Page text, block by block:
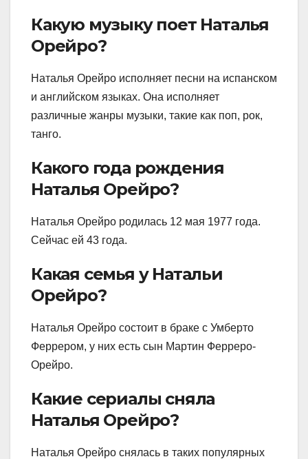
Какую музыку поет Наталья
Орейро?
Наталья Орейро исполняет песни на испанском
и английском языках. Она исполняет
различные жанры музыки, такие как поп, рок,
танго.
Какого года рождения
Наталья Орейро?
Наталья Орейро родилась 12 мая 1977 года.
Сейчас ей 43 года.
Какая семья у Натальи
Орейро?
Наталья Орейро состоит в браке с Умберто
Феррером, у них есть сын Мартин Ферреро-
Орейро.
Какие сериалы сняла
Наталья Орейро?
Наталья Орейро снялась в таких популярных